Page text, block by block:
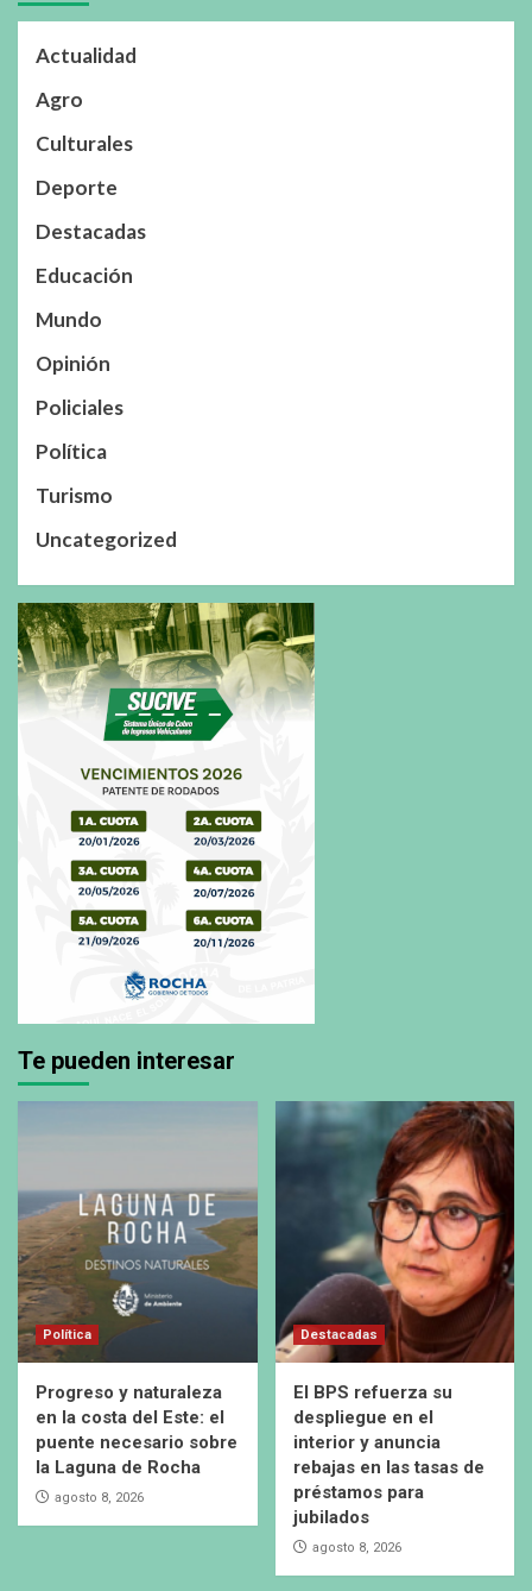
Actualidad
Agro
Culturales
Deporte
Destacadas
Educación
Mundo
Opinión
Policiales
Política
Turismo
Uncategorized
Te pueden interesar
Política
Progreso y naturaleza
en la costa del Este: el
puente necesario sobre
la Laguna de Rocha
agosto 8, 2026
Destacadas
El BPS refuerza su
despliegue en el
interior y anuncia
rebajas en las tasas de
préstamos para
jubilados
agosto 8, 2026